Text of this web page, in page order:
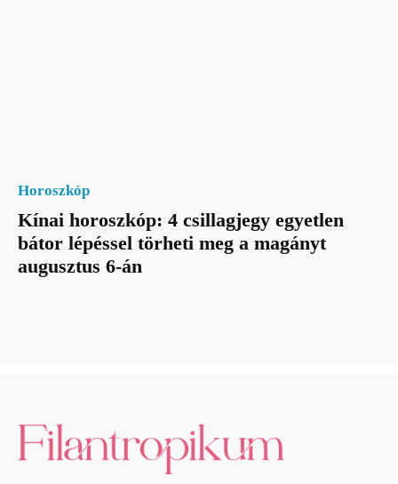
Horoszkóp
Kínai horoszkóp: 4 csillagjegy egyetlen
bátor lépéssel törheti meg a magányt
augusztus 6-án